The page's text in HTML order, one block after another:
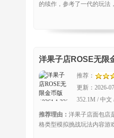
的续作，参考了一代的玩法
洋果子店ROSE无限
推荐：
更新： 2026-
352.1M / 中文
推荐理由： 洋果子店面包店
格类型模拟挑战玩法内容游